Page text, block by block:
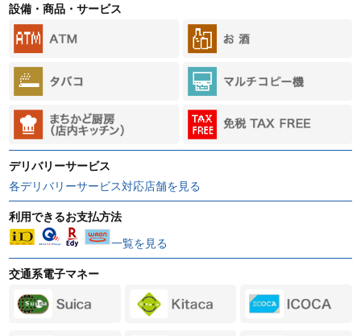
設備・商品・サービス
デリバリーサービス
各デリバリーサービス対応店舗を見る
利用できるお支払方法
一覧を見る
交通系電子マネー